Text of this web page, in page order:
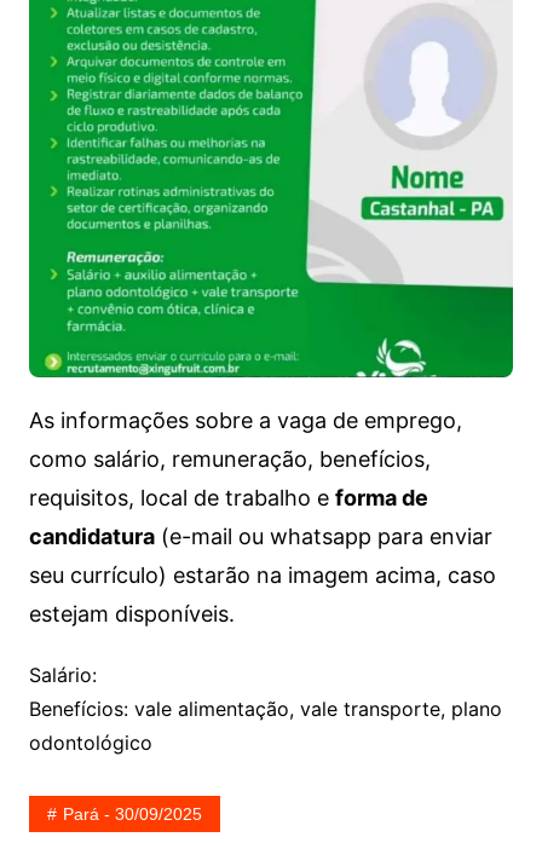
As informações sobre a vaga de emprego,
como salário, remuneração, benefícios,
requisitos, local de trabalho e forma de
candidatura(e-mail ou whatsapp para enviar
seu currículo) estarão na imagem acima, caso
estejam disponíveis.
Salário:
Benefícios: vale alimentação, vale transporte, plano
odontológico
Pará - 30/09/2025